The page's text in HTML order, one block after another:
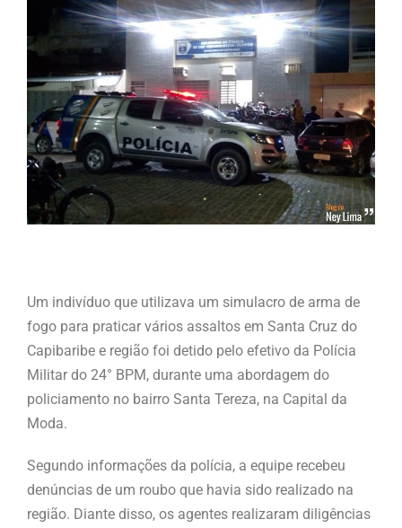
Um indivíduo que utilizava um simulacro de arma de
fogo para praticar vários assaltos em Santa Cruz do
Capibaribe e região foi detido pelo efetivo da Polícia
Militar do 24° BPM, durante uma abordagem do
policiamento no bairro Santa Tereza, na Capital da
Moda.
Segundo informações da polícia, a equipe recebeu
denúncias de um roubo que havia sido realizado na
região. Diante disso, os agentes realizaram diligências